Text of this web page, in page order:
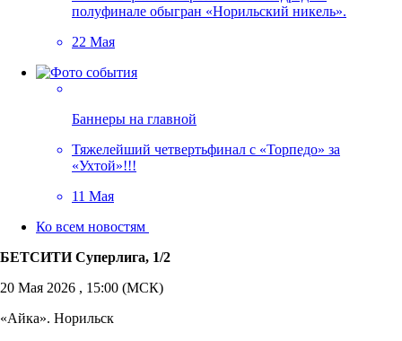
полуфинале обыгран «Норильский никель».
22 Мая
Баннеры на главной
Тяжелейший четвертьфинал с «Торпедо» за
«Ухтой»!!!
11 Мая
Ко всем новостям
БЕТСИТИ Суперлига, 1/2
20 Мая 2026 , 15:00 (МСК)
«Айка». Норильск